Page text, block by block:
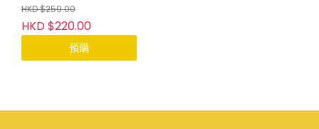
HKD $259.00
HKD $220.00
預購